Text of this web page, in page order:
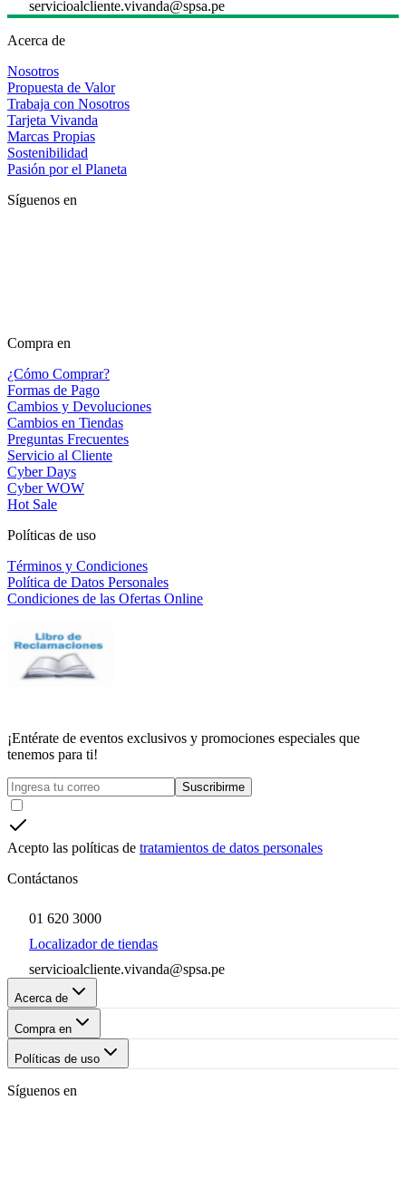
servicioalcliente.vivanda@spsa.pe
Acerca de
Nosotros
Propuesta de Valor
Trabaja con Nosotros
Tarjeta Vivanda
Marcas Propias
Sostenibilidad
Pasión por el Planeta
Síguenos en
Compra en
¿Cómo Comprar?
Formas de Pago
Cambios y Devoluciones
Cambios en Tiendas
Preguntas Frecuentes
Servicio al Cliente
Cyber Days
Cyber WOW
Hot Sale
Políticas de uso
Términos y Condiciones
Política de Datos Personales
Condiciones de las Ofertas Online
¡Entérate de eventos exclusivos y promociones especiales que
tenemos para ti!
Suscribirme
Acepto las políticas de tratamientos de datos personales
Contáctanos
01 620 3000
Localizador de tiendas
servicioalcliente.vivanda@spsa.pe
Acerca de
Compra en
Políticas de uso
Síguenos en